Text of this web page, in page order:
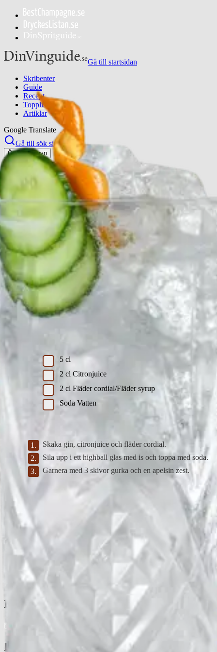
Gå till startsidan
Skribenter
Guide
Recept
Topplistor
Artiklar
Google Translate
Gå till sök sidan
Öppna menyn
/
Another Hendrick’s Fizz
Another Hendrick’s Fizz
Ingredienser
5 cl
2 cl Citronjuice
2 cl Fläder cordial/Fläder syrup
Soda Vatten
Skaka gin, citronjuice och fläder cordial.
Sila upp i ett highball glas med is och toppa med soda.
Garnera med 3 skivor gurka och en apelsin zest.
DinVinguide.se är en guide för människor som har mat, dryck, vin
och livsnjutning som intressen. Våra namnkunniga skribenter
inspirerar, utbildar och rapporterar om trender, nyheter och
traditioner inom vinvärlden.
Välkommen till DinVinguide.se!
Kontakt
info@dinvinguide.se Facebook
Information